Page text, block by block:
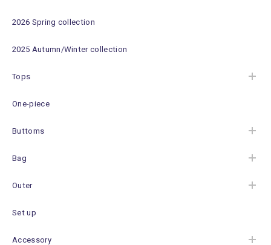
2026 Spring collection
2025 Autumn/Winter collection
Tops
One-piece
Buttoms
Bag
Outer
Set up
Accessory